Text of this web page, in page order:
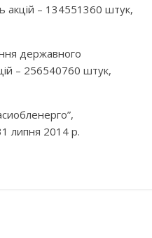
акцій – 134551360 штук,
державного
– 256540760 штук,
липня 2014 р.